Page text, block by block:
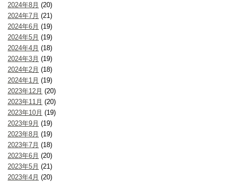
2024年8月 (20)
2024年7月 (21)
2024年6月 (19)
2024年5月 (19)
2024年4月 (18)
2024年3月 (19)
2024年2月 (18)
2024年1月 (19)
2023年12月 (20)
2023年11月 (20)
2023年10月 (19)
2023年9月 (19)
2023年8月 (19)
2023年7月 (18)
2023年6月 (20)
2023年5月 (21)
2023年4月 (20)